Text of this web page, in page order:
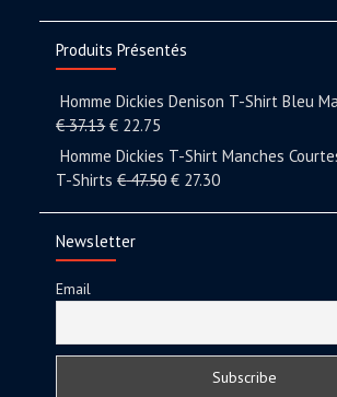
Produits Présentés
Homme Dickies Denison T-Shirt Bleu
€37.13 € 22.75
Homme Dickies T-Shirt Manches
T-Shirts €47.50 € 27.30
Newsletter
Email